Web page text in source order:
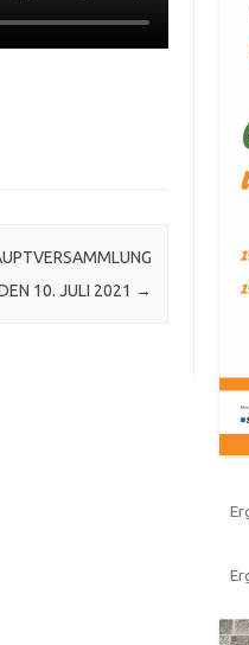
10. JULI 2021 →